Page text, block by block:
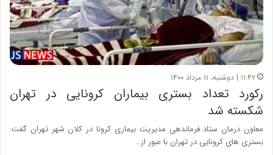
۱۱:۴۲ | دوشنبه، ۱۱ مرداد ۱۴۰۰
رکورد تعداد بستری بیماران کرونایی در تهران
شکسته شد
معاون درمان ستاد فرماندهی مدیریت بیماری کرونا در کلان شهر تهران گفت:
بستری های کرونایی در تهران با عبور از…